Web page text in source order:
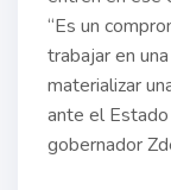
“Es un
trabajar en
materializar
ante el Estado
gobernador